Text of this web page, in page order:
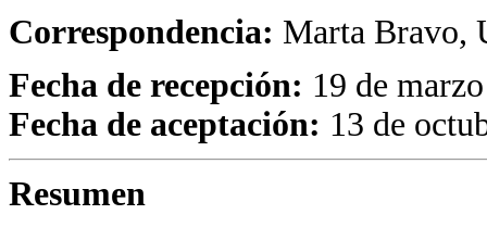
Correspondencia: Marta Bravo,
Fecha de recepción: 19 de
Fecha de aceptación: 13 de
Resumen